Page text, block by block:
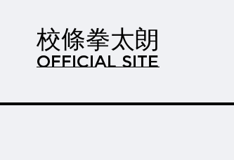
校條拳太朗
OFFICIAL SITE